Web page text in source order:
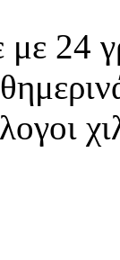
24